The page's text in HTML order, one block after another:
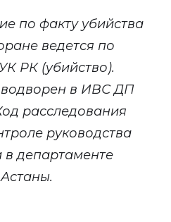
по факту убийства
ведется по
РК (убийство).
в ИВС ДП
расследования
руководства
департаменте